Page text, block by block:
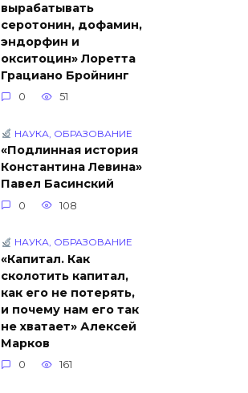
вырабатывать
серотонин, дофамин,
эндорфин и
окситоцин» Лоретта
Грациано Бройнинг
0 51
НАУКА, ОБРАЗОВАНИЕ
«Подлинная история
Константина Левина»
Павел Басинский
0 108
НАУКА, ОБРАЗОВАНИЕ
«Капитал. Как
сколотить капитал,
как его не потерять,
и почему нам его так
не хватает» Алексей
Марков
0 161